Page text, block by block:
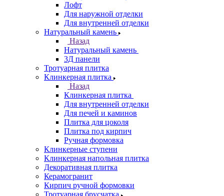
Лофт
Для наружной отделки
Для внутренней отделки
Натуральный камень
Назад
Натуральный камень
3Д панели
Тротуарная плитка
Клинкерная плитка
Назад
Клинкерная плитка
Для внутренней отделки
Для печей и каминов
Плитка для цоколя
Плитка под кирпич
Ручная формовка
Клинкерные ступени
Клинкерная напольная плитка
Декоративная плитка
Керамогранит
Кирпич ручной формовки
Тротуарная брусчатка